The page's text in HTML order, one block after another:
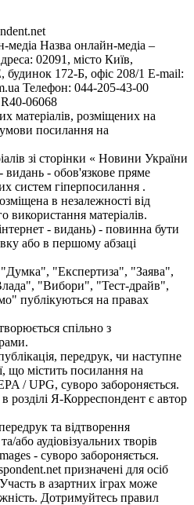
медіа Назва онлайн-медіа –
02091, місто Київ,
172-Б, офіс 208/1 E-mail:
Телефон: 044-205-43-00
R40-06068
матеріалів, розміщених на
умови посилання на
зі сторінки « Новини України
- видань - обов'язкове пряме
систем гіперпосилання .
в незалежності від
використання матеріалів.
- видань) - повинна бути
або в першому абзаці
"Експертиза", "Заява",
"Вибори", "Тест-драйв",
публікуються на правах
спільно з
передрук, чи наступне
що містить посилання на
/ UPG, суворо забороняється.
розділі Я-Корреспондент є автор
та відтворення
або аудіовізуальних творів
- суворо забороняється.
призначені для осіб
в азартних іграх може
Дотримуйтесь правил